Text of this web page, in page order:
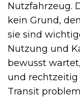
Nutzfahrzeug.
kein Grund,
sie sind
Nutzung und
bewusst
und
Transit